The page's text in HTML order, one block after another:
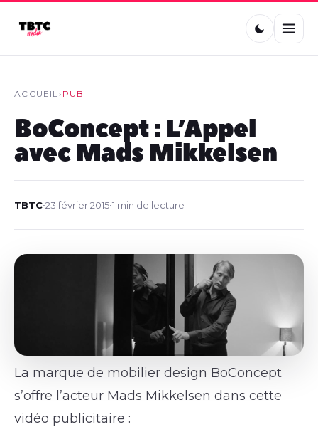
ACCUEIL› PUB
BoConcept : L’Appel
avec Mads Mikkelsen
TBTC•23 février 2015•1 min de lecture
La marque de mobilier design BoConcept
s’offre l’acteur Mads Mikkelsen dans cette
vidéo publicitaire :